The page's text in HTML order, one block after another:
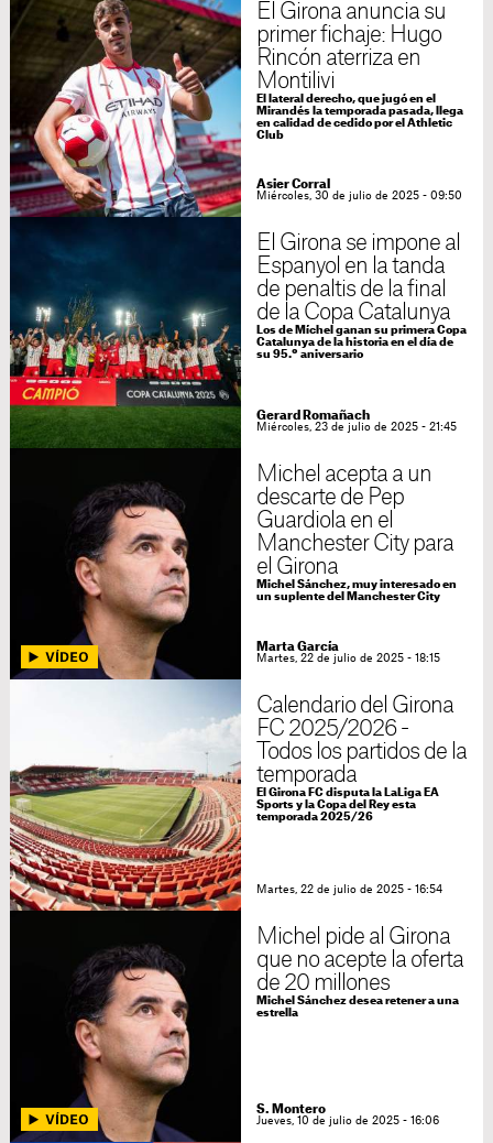
El Girona anuncia su
primer fichaje: Hugo
Rincón aterriza en
Montilivi
El lateral derecho, que jugó en el
Mirandés la temporada pasada, llega
en calidad de cedido por el Athletic
Club
Asier Corral
Miércoles, 30 de julio de 2025 - 09:50
El Girona se impone al
Espanyol en la tanda
de penaltis de la final
de la Copa Catalunya
Los de Míchel ganan su primera Copa
Catalunya de la historia en el día de
su 95.º aniversario
Gerard Romañach
Miércoles, 23 de julio de 2025 - 21:45
Michel acepta a un
descarte de Pep
Guardiola en el
Manchester City para
el Girona
Michel Sánchez, muy interesado en
un suplente del Manchester City
Marta García
Martes, 22 de julio de 2025 - 18:15
Calendario del Girona
FC 2025/2026 -
Todos los partidos de la
temporada
El Girona FC disputa la LaLiga EA
Sports y la Copa del Rey esta
temporada 2025/26
Martes, 22 de julio de 2025 - 16:54
Michel pide al Girona
que no acepte la oferta
de 20 millones
Michel Sánchez desea retener a una
estrella
S. Montero
Jueves, 10 de julio de 2025 - 16:06